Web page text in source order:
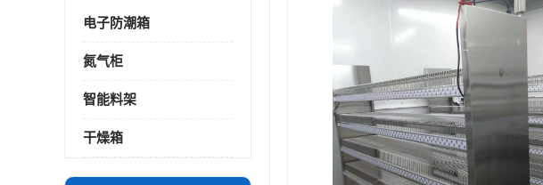
电子防潮箱
氮气柜
智能料架
干燥箱